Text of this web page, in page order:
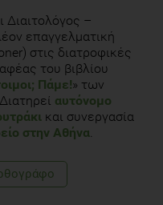
Διαιτολόγος –
επαγγελματική
στις διατροφικές
του βιβλίου
Πάμε!» των
αυτόνομο
και συνεργασία
στην Αθήνα.